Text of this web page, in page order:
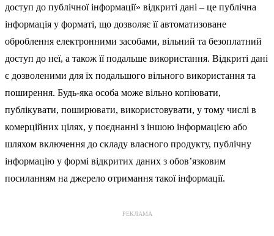
доступ до публічної інформації» відкриті дані – це публічна
інформація у форматі, що дозволяє її автоматизоване
оброблення електронними засобами, вільний та безоплатний
доступ до неї, а також її подальше використання. Відкриті дані
є дозволеними для їх подальшого вільного використання та
поширення. Будь-яка особа може вільно копіювати,
публікувати, поширювати, використовувати, у тому числі в
комерційних цілях, у поєднанні з іншою інформацією або
шляхом включення до складу власного продукту, публічну
інформацію у формі відкритих даних з обов’язковим
посиланням на джерело отримання такої інформації.
РЕКЛАМА